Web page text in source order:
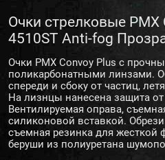
Очки стрелковые PMX
4510ST Anti-fog
Очки PMX Convoy Plus с
поликарбонатными линзами.
спереди и сбоку от частиц,
На лизнцы нанесена защита
Вентилируемая оправа,
силиконовой вставкой.
съемная резинка для жесткой
беруши из полиуретана